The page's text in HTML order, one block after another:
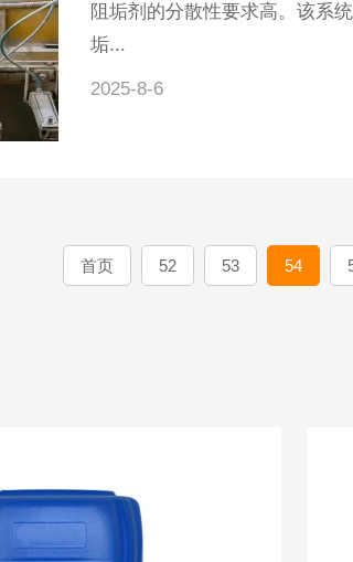
阻垢剂的分散性要求高。该系
垢...
2025-8-6
首页 52 53 54